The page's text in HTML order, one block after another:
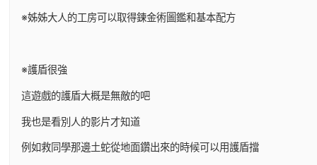
※姊姊大人的工房可以取得鍊金術圖鑑和基本配方
※護盾很強
這遊戲的護盾大概是無敵的吧
我也是看別人的影片才知道
例如救同學那邊土蛇從地面鑽出來的時候可以用護盾擋